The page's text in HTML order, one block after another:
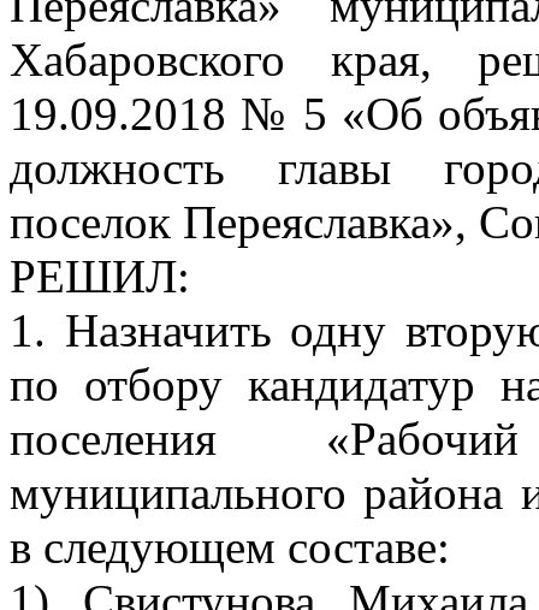
Хабаровского края,
19.09.2018 № 5 «Об
должность главы
поселок Переяславка»,
РЕШИЛ:
1. Назначить одну
по отбору кандидатур
поселения
муниципального района
в следующем составе: